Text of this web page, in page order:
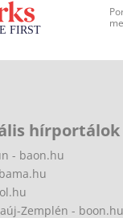
hírportálok
- baon.hu
Zemplén - boon.hu